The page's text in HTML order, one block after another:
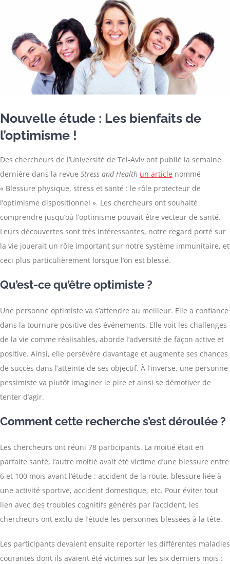
Nouvelle étude : Les bienfaits de
l’optimisme !
Des chercheurs de l’Université de Tel-Aviv ont publié la semaine
dernière dans la revue Stress and Health un article nommé
« Blessure physique, stress et santé : le rôle protecteur de
l’optimisme dispositionnel ». Les chercheurs ont souhaité
comprendre jusqu’où l’optimisme pouvait être vecteur de santé.
Leurs découvertes sont très intéressantes, notre regard porté sur
la vie jouerait un rôle important sur notre système immunitaire, et
ceci plus particulièrement lorsque l’on est blessé.
Qu’est-ce qu’être optimiste ?
Une personne optimiste va s’attendre au meilleur. Elle a confiance
dans la tournure positive des événements. Elle voit les challenges
de la vie comme réalisables, aborde l’adversité de façon active et
positive. Ainsi, elle persévère davantage et augmente ses chances
de succès dans l’atteinte de ses objectif. À l’inverse, une personne
pessimiste va plutôt imaginer le pire et ainsi se démotiver de
tenter d’agir.
Comment cette recherche s’est déroulée ?
Les chercheurs ont réuni 78 participants. La moitié était en
parfaite santé, l’autre moitié avait été victime d’une blessure entre
6 et 100 mois avant l’étude : accident de la route, blessure liée à
une activité sportive, accident domestique, etc. Pour éviter tout
lien avec des troubles cognitifs générés par l’accident, les
chercheurs ont exclu de l’étude les personnes blessées à la tête.
Les participants devaient ensuite reporter les différentes maladies
courantes dont ils avaient été victimes sur les six derniers mois :